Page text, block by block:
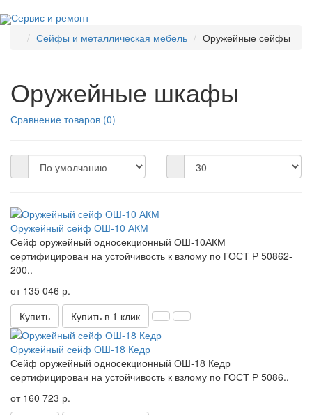
Сервис и ремонт
Сейфы и металлическая мебель
Оружейные сейфы
Оружейные шкафы
Сравнение товаров (0)
Оружейный сейф ОШ-10 АКМ
Сейф оружейный односекционный ОШ-10АКМ
сертифицирован на устойчивость к взлому по ГОСТ Р 50862-
200..
от 135 046 р.
Купить
Купить в 1 клик
Оружейный сейф ОШ-18 Кедр
Сейф оружейный односекционный ОШ-18 Кедр
сертифицирован на устойчивость к взлому по ГОСТ Р 5086..
от 160 723 р.